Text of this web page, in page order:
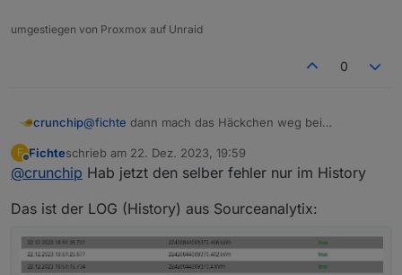
umgestiegen von Proxmox auf Unraid
0
crunchip@fichte dann mach das Häckchen weg bei
Zählerstand
F Fichteschrieb am 22. Dez. 2023, 19:59
zuletzt editiert von
@crunchip Hab jetzt den selber fehler nur im History
Das ist der LOG (History) aus Sourceanalytix: